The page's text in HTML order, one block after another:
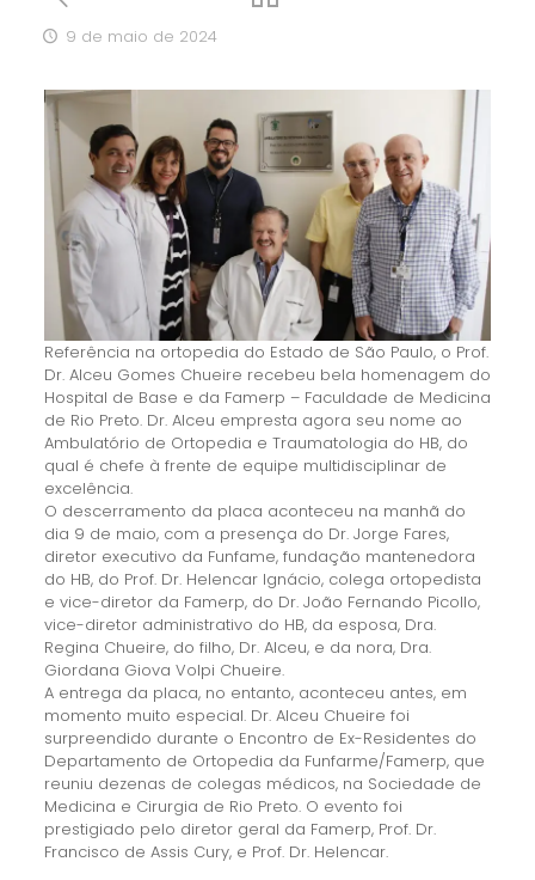
9 de maio de 2024
Referência na ortopedia do Estado de São Paulo, o Prof.
Dr. Alceu Gomes Chueire recebeu bela homenagem do
Hospital de Base e da Famerp – Faculdade de Medicina
de Rio Preto. Dr. Alceu empresta agora seu nome ao
Ambulatório de Ortopedia e Traumatologia do HB, do
qual é chefe à frente de equipe multidisciplinar de
excelência.
O descerramento da placa aconteceu na manhã do
dia 9 de maio, com a presença do Dr. Jorge Fares,
diretor executivo da Funfame, fundação mantenedora
do HB, do Prof. Dr. Helencar Ignácio, colega ortopedista
e vice-diretor da Famerp, do Dr. João Fernando Picollo,
vice-diretor administrativo do HB, da esposa, Dra.
Regina Chueire, do filho, Dr. Alceu, e da nora, Dra.
Giordana Giova Volpi Chueire.
A entrega da placa, no entanto, aconteceu antes, em
momento muito especial. Dr. Alceu Chueire foi
surpreendido durante o Encontro de Ex-Residentes do
Departamento de Ortopedia da Funfarme/Famerp, que
reuniu dezenas de colegas médicos, na Sociedade de
Medicina e Cirurgia de Rio Preto. O evento foi
prestigiado pelo diretor geral da Famerp, Prof. Dr.
Francisco de Assis Cury, e Prof. Dr. Helencar.